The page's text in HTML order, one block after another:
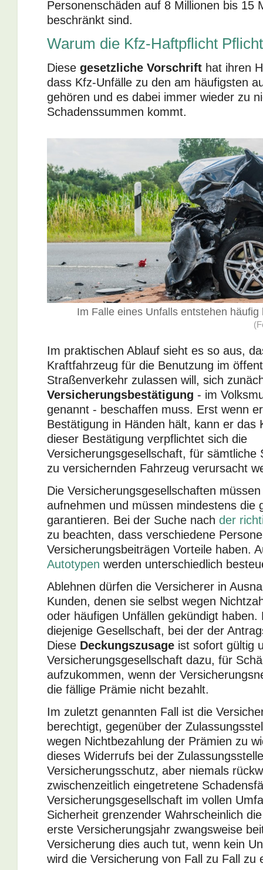
Personenschäden auf 8 Millionen bis 15
beschränkt sind.
Warum die Kfz-Haftpflicht
Diese gesetzliche Vorschrift hat ihren
dass Kfz-Unfälle zu den am häufigsten
gehören und es dabei immer wieder zu
Schadenssummen kommt.
Im Falle eines Unfalls entstehen
Im praktischen Ablauf sieht es so aus,
Kraftfahrzeug für die Benutzung im
Straßenverkehr zulassen will, sich
Versicherungsbestätigung - im
genannt - beschaffen muss. Erst wenn
Bestätigung in Händen hält, kann er das
dieser Bestätigung verpflichtet sich die
Versicherungsgesellschaft, für sämtliche
zu versichernden Fahrzeug verursacht
Die Versicherungsgesellschaften
aufnehmen und müssen mindestens die
garantieren. Bei der Suche nach der
zu beachten, dass verschiedene
Versicherungsbeiträgen Vorteile haben.
Autotypen werden unterschiedlich
Ablehnen dürfen die Versicherer in
Kunden, denen sie selbst wegen
oder häufigen Unfällen gekündigt
diejenige Gesellschaft, bei der der
Diese Deckungszusage ist sofort gültig
Versicherungsgesellschaft dazu, für
aufzukommen, wenn der
die fällige Prämie nicht bezahlt.
Im zuletzt genannten Fall ist die
berechtigt, gegenüber der
wegen Nichtbezahlung der Prämien zu
dieses Widerrufs bei der
Versicherungsschutz, aber niemals
zwischenzeitlich eingetretene
Versicherungsgesellschaft im vollen
Sicherheit grenzender Wahrscheinlich
erste Versicherungsjahr zwangsweise
Versicherung dies auch tut, wenn kein
wird die Versicherung von Fall zu Fall zu